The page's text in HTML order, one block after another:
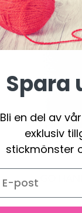
Spara
Bli en del av
exklusiv
stickmönster